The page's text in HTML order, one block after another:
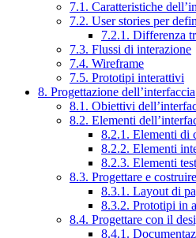
7.1. Caratteristiche
7.2. User stories per
7.2.1. Differenza
7.3. Flussi di interazione
7.4. Wireframe
7.5. Prototipi interattivi
8. Progettazione dell’interfaccia
8.1. Obiettivi
8.2. Elementi
8.2.1. Elementi di
8.2.2. Elementi
8.2.3. Elementi
8.3. Progettare e
8.3.1. Layout di
8.3.2. Prototipi in
8.4. Progettare con il
8.4.1.